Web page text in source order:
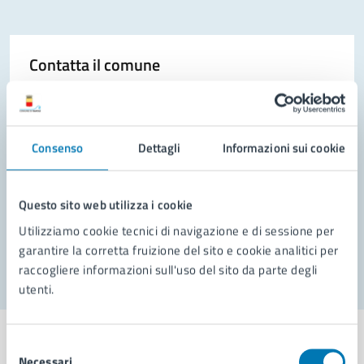
Consenso Dettagli Informazioni sui cookie
Questo sito web utilizza i cookie
Utilizziamo cookie tecnici di navigazione e di sessione per
garantire la corretta fruizione del sito e cookie analitici per
raccogliere informazioni sull'uso del sito da parte degli
utenti.
Contatta il comune
Prenota appuntamento
Problemi in città
Segnala disservizio